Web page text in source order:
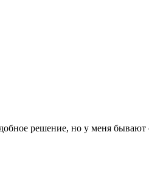
решение, но у меня